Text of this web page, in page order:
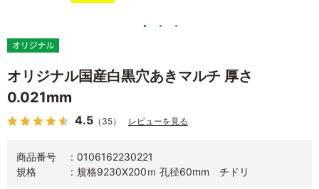
オリジナル国産白黒穴あきマルチ 厚さ
0.021mm
4.5 （35） レビューを見る
商品番号
0106162230221
規格
規格9230X200ｍ 孔径60mm チドリ